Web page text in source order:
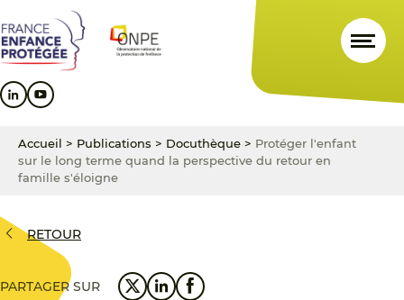
au
contenu
principal
au
menu
principal
au
pied
de
Accueil > Publications > Docuthèque > Protéger l'enfant
sur le long terme quand la perspective du retour en
famille s'éloigne
RETOUR
PARTAGER SUR